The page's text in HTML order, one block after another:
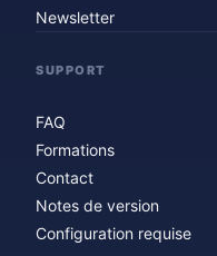
Newsletter
SUPPORT
FAQ
Formations
Contact
Notes de version
Configuration requise